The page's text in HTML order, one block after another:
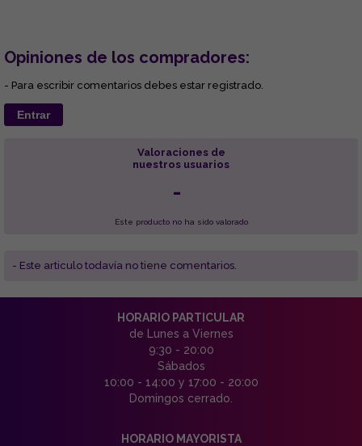
Opiniones de los compradores:
- Para escribir comentarios debes estar registrado.
Entrar
Valoraciones de
nuestros usuarios
-
Este producto no ha sido valorado
- Este articulo todavía no tiene comentarios.
HORARIO PARTICULAR
de Lunes a Viernes
9:30 - 20:00
Sábados
10:00 - 14:00 y 17:00 - 20:00
Domingos cerrado.
HORARIO MAYORISTA